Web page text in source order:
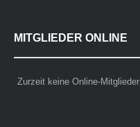
MITGLIEDER ONLINE
Zurzeit keine Online-Mitglieder